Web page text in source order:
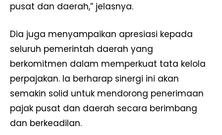
pusat dan daerah,” jelasnya.
Dia juga menyampaikan apresiasi kepada
seluruh pemerintah daerah yang
berkomitmen dalam memperkuat tata kelola
perpajakan. Ia berharap sinergi ini akan
semakin solid untuk mendorong penerimaan
pajak pusat dan daerah secara berimbang
dan berkeadilan.